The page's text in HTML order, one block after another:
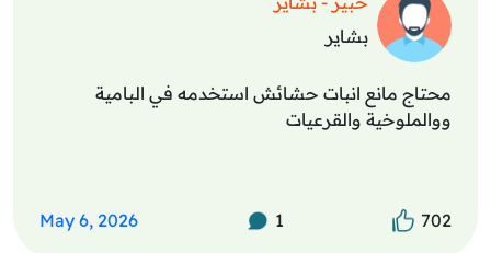
بشاير
محتاج مانع انبات حشائش استخدمه في البامية
ووالملوخية والقرعيات
702
1
May 6, 2026